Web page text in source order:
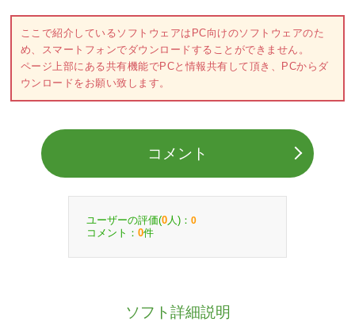
ここで紹介しているソフトウェアはPC向けのソフトウェアのた
め、スマートフォンでダウンロードすることができません。
ページ上部にある共有機能でPCと情報共有して頂き、PCからダ
ウンロードをお願い致します。
コメント
ユーザーの評価(0 人)： 0
コメント： 0件
ソフト詳細説明